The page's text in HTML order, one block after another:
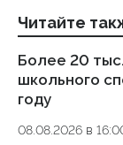
Читайте
Более 20
школьного
году
08.08.2026 в